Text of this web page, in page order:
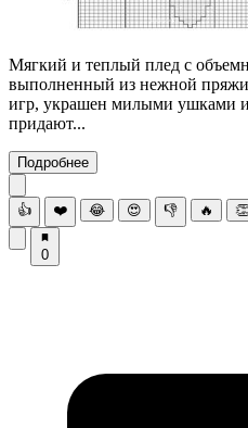
Мягкий и теплый плед с
выполненный из нежной
игр, украшен милыми ушками
придают...
Подробнее
👍 ❤️ 😂 😍 👎 🔥 👏
0